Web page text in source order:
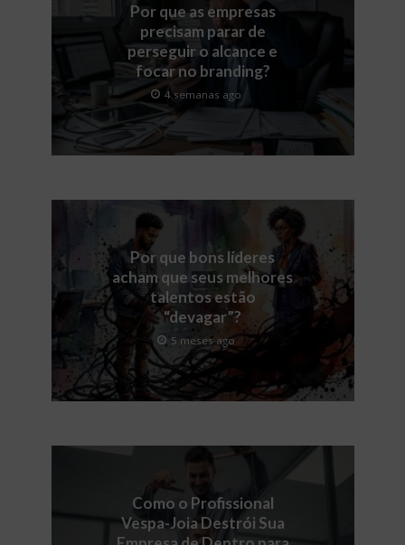
Por que as empresas
precisam parar de
perseguir o alcance e
focar no branding?
4 semanas ago
Por que bons líderes
acham que seus melhores
talentos estão
“devagar”?
5 meses ago
Como o Profissional
Vespa-Joia Destrói Sua